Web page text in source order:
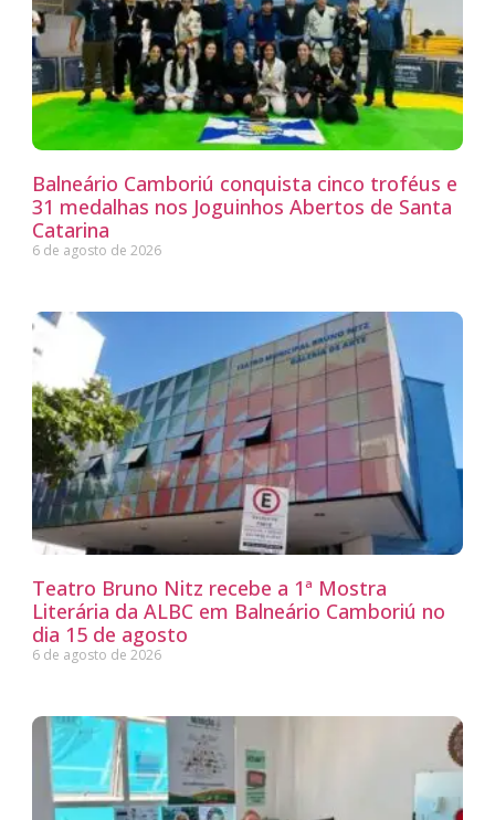
Balneário Camboriú conquista cinco troféus e
31 medalhas nos Joguinhos Abertos de Santa
Catarina
6 de agosto de 2026
Teatro Bruno Nitz recebe a 1ª Mostra
Literária da ALBC em Balneário Camboriú no
dia 15 de agosto
6 de agosto de 2026